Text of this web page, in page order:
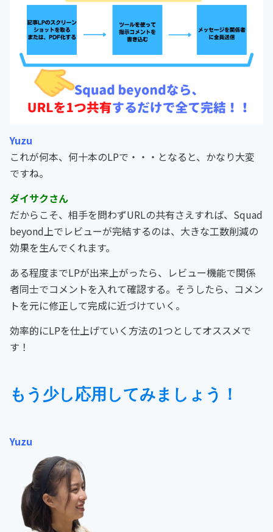
Yuzu
これが何本、何十本のLPで・・・となると、かなり大変
ですね。
ダイサクさん
だからこそ、相手を問わずURLの共有さえすれば、Squad
beyond上でレビューが完結するのは、大きな工数削減の
効果を生んでくれます。
ある程度までLPが出来上がったら、レビュー機能で関係
者同士でコメントを入れて確認する。そうしたら、コメン
トを元に修正して完成に近づけていく。
効率的にLPを仕上げていく方法の1つとしてオススメで
す！
もう少し応用してみましょう！
Yuzu